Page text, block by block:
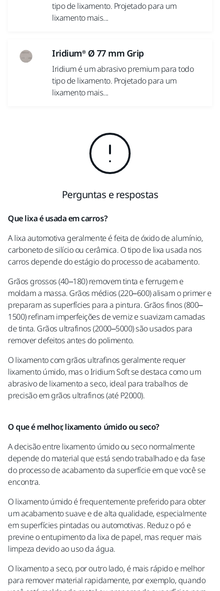
tipo de lixamento. Projetado para um
lixamento mais...
Iridium® Ø 77 mm Grip
Iridium é um abrasivo premium para todo
tipo de lixamento. Projetado para um
lixamento mais...
Perguntas e respostas
Que lixa é usada em carros?
A lixa automotiva geralmente é feita de óxido de alumínio,
carboneto de silício ou cerâmica. O tipo de lixa usada nos
carros depende do estágio do processo de acabamento.
Grãos grossos (40–180) removem tinta e ferrugem e
moldam a massa. Grãos médios (220–600) alisam o primer e
preparam as superfícies para a pintura. Grãos finos (800–
1500) refinam imperfeições de verniz e suavizam camadas
de tinta. Grãos ultrafinos (2000–5000) são usados para
remover defeitos antes do polimento.
O lixamento com grãos ultrafinos geralmente requer
lixamento úmido, mas o Iridium Soft se destaca como um
abrasivo de lixamento a seco, ideal para trabalhos de
precisão em grãos ultrafinos (até P2000).
O que é melhor, lixamento úmido ou seco?
A decisão entre lixamento úmido ou seco normalmente
depende do material que está sendo trabalhado e da fase
do processo de acabamento da superfície em que você se
encontra.
O lixamento úmido é frequentemente preferido para obter
um acabamento suave e de alta qualidade, especialmente
em superfícies pintadas ou automotivas. Reduz o pó e
previne o entupimento da lixa de papel, mas requer mais
limpeza devido ao uso da água.
O lixamento a seco, por outro lado, é mais rápido e melhor
para remover material rapidamente, por exemplo, quando